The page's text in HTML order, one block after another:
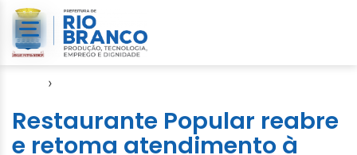
›
Restaurante Popular reabre
e retoma atendimento à